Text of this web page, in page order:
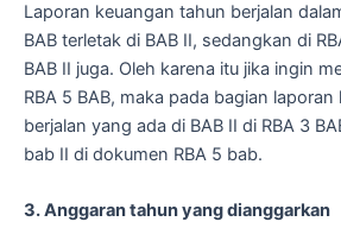
Laporan keuangan tahun berjalan
BAB terletak di BAB II, sedangkan di
BAB II juga. Oleh karena itu jika ingin
RBA 5 BAB, maka pada bagian
berjalan yang ada di BAB II di RBA 3
bab II di dokumen RBA 5 bab.
3. Anggaran tahun yang dianggarkan